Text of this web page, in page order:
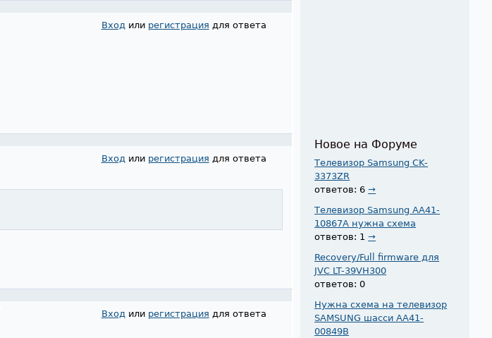
Входили регистрация для ответа
Входили регистрация для ответа
Вход или регистрация для ответа
Новое на Форуме
Телевизор Samsung CK-
3373ZR
ответов: 6→
Телевизор Samsung AA41-
10867A нужна схема
ответов: 1→
Recovery/Full firmware для
JVC LT-39VH300
ответов: 0
Нужна схема на телевизор
SAMSUNG шасси AA41-
00849B